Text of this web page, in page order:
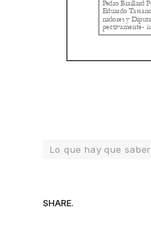
Lo que hay que saber
SHARE.